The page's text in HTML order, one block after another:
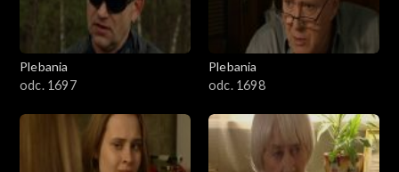
Plebania
odc. 1697
Plebania
odc. 1698